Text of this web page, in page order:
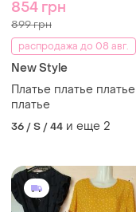
854 грн
899 грн
распродажа до 08 авг.
New Style
Платье платье платье
платье
36 / S / 44 и еще 2